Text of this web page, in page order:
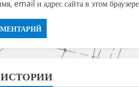
email и адрес сайта в этом